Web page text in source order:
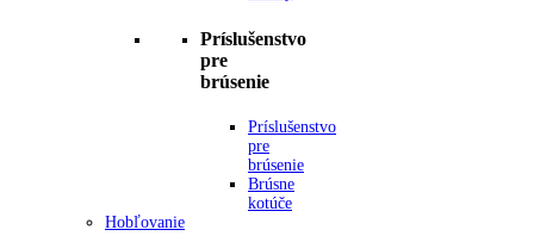
Príslušenstvo
pre
brúsenie
Príslušenstvo
pre
brúsenie
Brúsne
kotúče
Hobľovanie